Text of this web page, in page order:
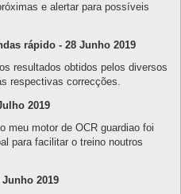
e alertar para possíveis
rápido - 28 Junho 2019
resultados obtidos pelos diversos
respectivas correcções.
2019
meu motor de OCR guardiao foi
para facilitar o treino noutros
2019